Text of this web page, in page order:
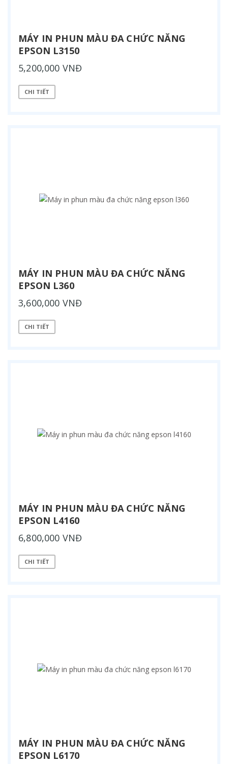
MÁY IN PHUN MÀU ĐA CHỨC NĂNG
EPSON L3150
5,200,000 VNĐ
CHI TIẾT
MÁY IN PHUN MÀU ĐA CHỨC NĂNG
EPSON L360
3,600,000 VNĐ
CHI TIẾT
MÁY IN PHUN MÀU ĐA CHỨC NĂNG
EPSON L4160
6,800,000 VNĐ
CHI TIẾT
MÁY IN PHUN MÀU ĐA CHỨC NĂNG
EPSON L6170